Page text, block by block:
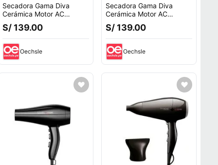
Secadora Gama Diva
Cerámica Motor AC
2300W
BECHD0000001825
S/ 139.00
Oechsle
Secadora Gama Diva
Cerámica Motor AC
2300W
BECHD0000001825
S/ 139.00
Oechsle